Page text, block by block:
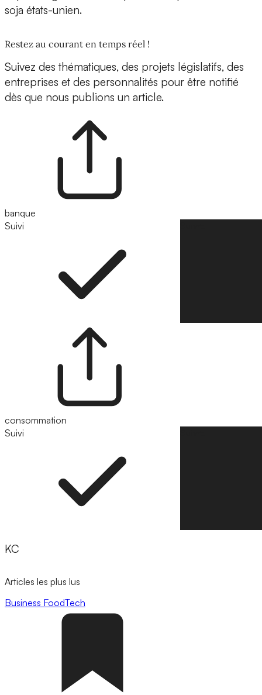
soja états-unien.
Restez au courant en temps réel !
Suivez des thématiques, des projets législatifs, des
entreprises et des personnalités pour être notifié
dès que nous publions un article.
banque
Suivi
consommation
Suivi
KC
Articles les plus lus
Business FoodTech